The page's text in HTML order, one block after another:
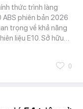
thức trình làng
phiên bản 2026
trọng về khả năng
liệu E10. Sở hữu…
0